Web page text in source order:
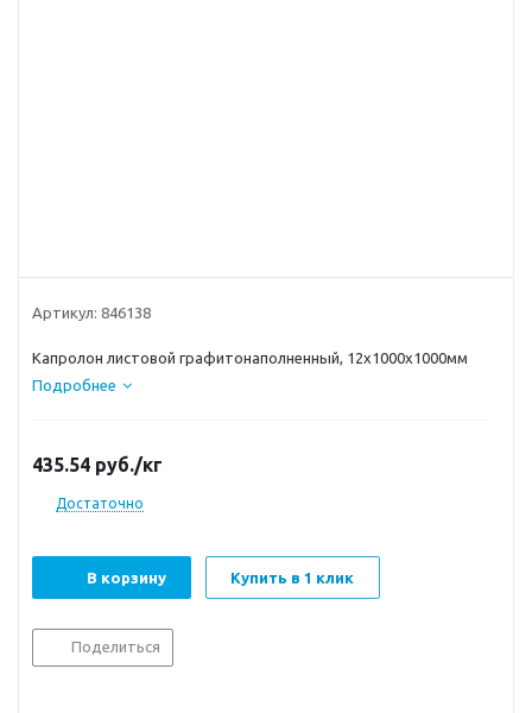
Артикул: 846138
Капролон листовой графитонаполненный, 12x1000x1000мм
Подробнее
435.54 руб./кг
Достаточно
В корзину Купить в 1 клик
Поделиться